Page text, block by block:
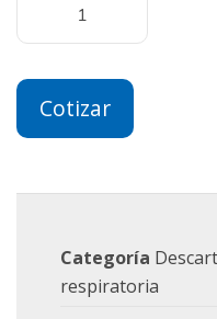
Cotizar
Categoría
respiratoria